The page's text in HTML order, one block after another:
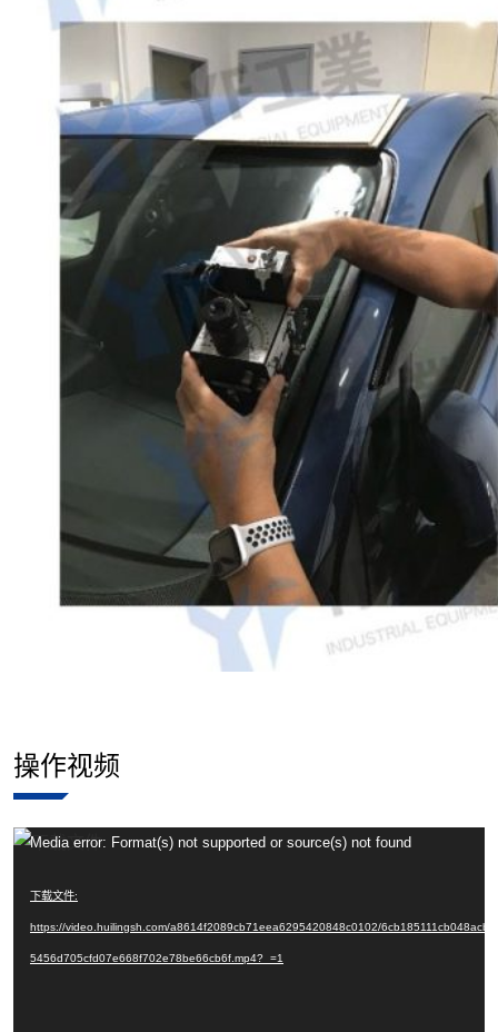
操作视频
视Media error: Format(s) not supported or source(s) not found
下载文件:
https://video.huilingsh.com/a8614f2089cb71eea6295420848c0102/
5456d705cfd07e668f702e78be66cb6f.mp4?_=1